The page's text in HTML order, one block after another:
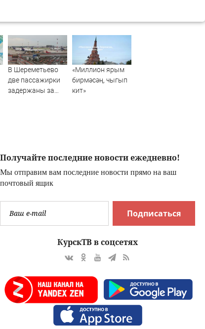
В Шереметьево
две пассажирки
задержаны за
«Миллион ярым
бирмәсәң, чыгып
кит»
Получайте последние новости ежедневно!
Мы отправим вам последние новости прямо на ваш
почтовый ящик
Подписаться
КурскТВ в соцсетях